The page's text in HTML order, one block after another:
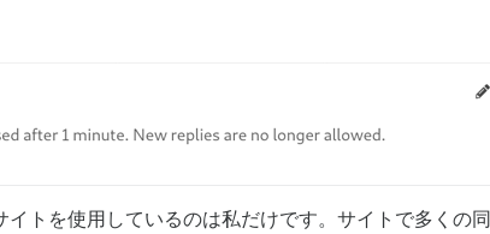
トを使用しているのは私だけです。サイトで多くの